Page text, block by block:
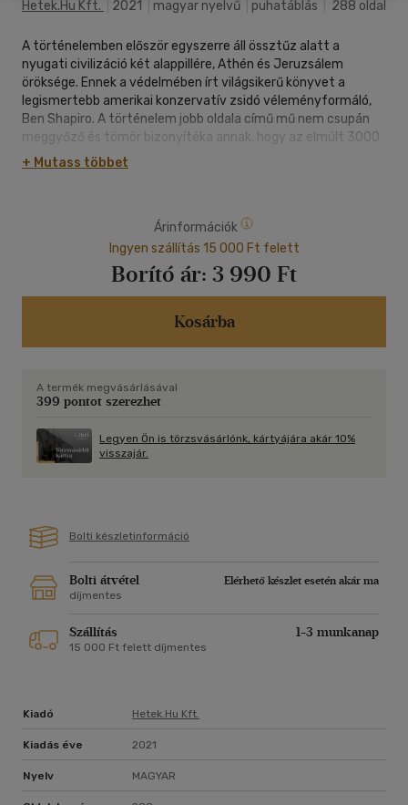
Hetek.hu Kft. 2021 magyar nyelvű puhatáblás 288 oldal
A történelemben először egyszerre áll össztűz alatt a
nyugati civilizáció két alappillére, Athén és Jeruzsálem
öröksége. Ennek a védelmében írt világsikerű könyvet a
legismertebb amerikai konzervatív zsidó véleményformáló,
Ben Shapiro. A történelem jobb oldala című mű nem csupán
meggyőző és tömör bizonyítéka annak, hogy az elmúlt 3000
évben a történelem és civilizáció hajtóereje a hitre és a
teremtett világ tanulmányozására épülő gondolkodás volt,
+ Mutass többet
Árinformációk
Ingyen szállítás 15 000 Ft felett
Borító ár: 3 990 Ft
Kosárba
A termék megvásárlásával
399 pontot szerezhet
Legyen Ön is törzsvásárlónk, kártyájára akár 10%
visszajár.
Bolti készletinformáció
Bolti átvétel
Elérhető készlet esetén akár ma
díjmentes
Szállítás 1-3 munkanap
15 000 Ft felett díjmentes
Kiadó Hetek.hu Kft.
Kiadás éve 2021
Nyelv MAGYAR